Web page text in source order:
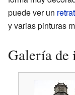
puede ver un
y varias pinturas
Galería de